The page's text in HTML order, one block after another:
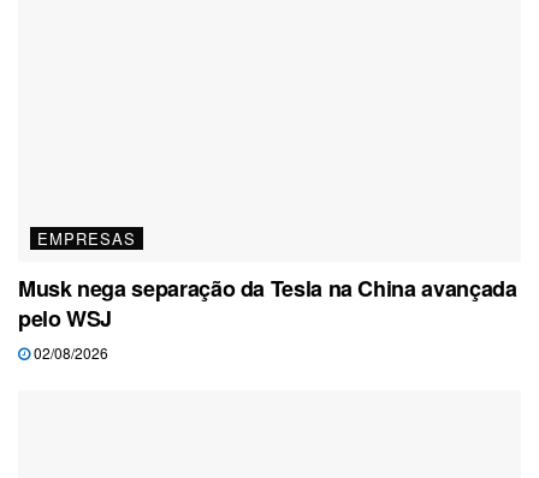
EMPRESAS
Musk nega separação da Tesla na China avançada
pelo WSJ
02/08/2026